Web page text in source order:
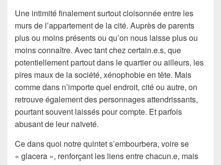
Une intimité finalement surtout cloisonnée entre les
murs de l’appartement de la cité. Auprès de parents
plus ou moins présents ou qu’on nous laisse plus ou
moins connaître. Avec tant chez certain.e.s, que
potentiellement partout dans le quartier ou ailleurs, les
pires maux de la société, xénophobie en tête. Mais
comme dans n’importe quel endroit, cité ou autre, on
retrouve également des personnages attendrissants,
pourtant souvent laissés pour compte. Et parfois
abusant de leur naïveté.
Ce dans quoi notre quintet s’embourbera, voire se
« glacera », renforçant les liens entre chacun.e, mais